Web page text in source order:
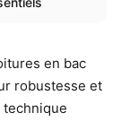
en bac
robustesse et